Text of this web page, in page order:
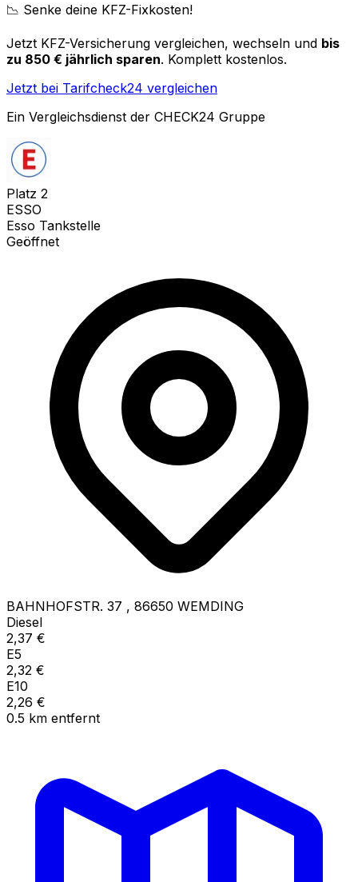
📉 Senke deine KFZ-Fixkosten!
Jetzt KFZ-Versicherung vergleichen, wechseln und bis
zu 850 € jährlich sparen. Komplett kostenlos.
Jetzt bei Tarifcheck24 vergleichen
Ein Vergleichsdienst der CHECK24 Gruppe
Platz 2
ESSO
Esso Tankstelle
Geöffnet
BAHNHOFSTR. 37 , 86650 WEMDING
Diesel
2,37 €
E5
2,32 €
E10
2,26 €
0.5 km entfernt